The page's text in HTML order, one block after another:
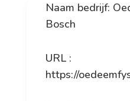
Naam bedrijf:
Bosch
URL :
https://